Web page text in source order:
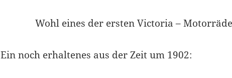
Wohl eines der ersten Victoria –
Ein noch erhaltenes aus der Zeit um 1902: